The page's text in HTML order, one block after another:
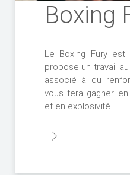
Boxing
Le Boxing Fury
propose un travail
associé à du
vous fera gagner
et en explosivité.